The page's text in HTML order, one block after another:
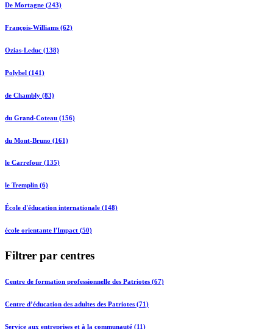
De Mortagne (243)
François-Williams (62)
Ozias-Leduc (138)
Polybel (141)
de Chambly (83)
du Grand-Coteau (156)
du Mont-Bruno (161)
le Carrefour (135)
le Tremplin (6)
École d'éducation internationale (148)
école orientante l'Impact (50)
Filtrer par centres
Centre de formation professionnelle des Patriotes (67)
Centre d’éducation des adultes des Patriotes (71)
Service aux entreprises et à la communauté (11)